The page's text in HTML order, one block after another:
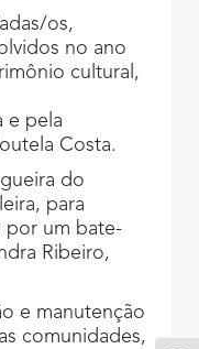
os,
no ano
cultural,
e pela
Costa.
do
para
por um bate-
Ribeiro,
e manutenção
comunidades,